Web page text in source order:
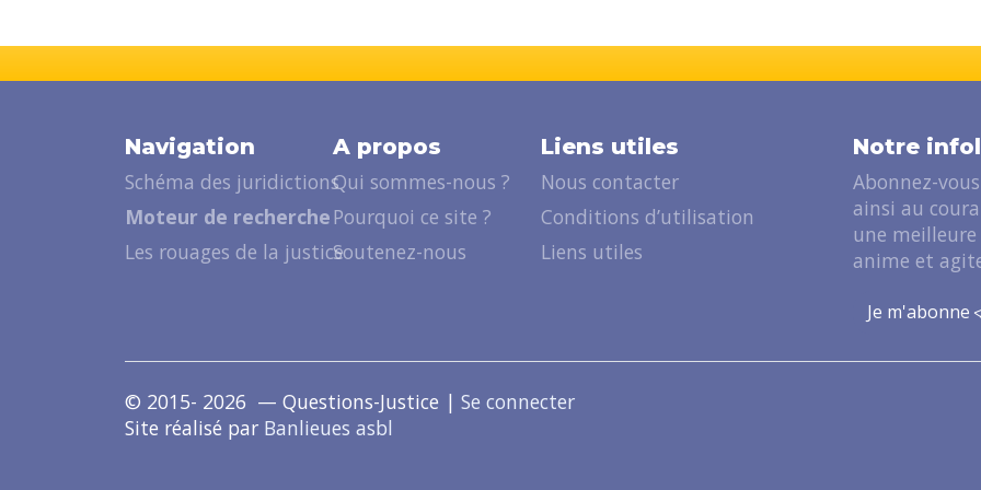
Navigation
Schéma des juridictions
Moteur de recherche
Les rouages de la justice
A propos
Qui sommes-nous ?
Pourquoi ce site ?
Soutenez-nous
Liens utiles
Nous contacter
Conditions d’utilisation
Liens utiles
Notre
Abonnez-
ainsi au
une
anime et
Je m'abonne
© 2015- 2026 — Questions-Justice | Se connecter
Site réalisé par Banlieues asbl